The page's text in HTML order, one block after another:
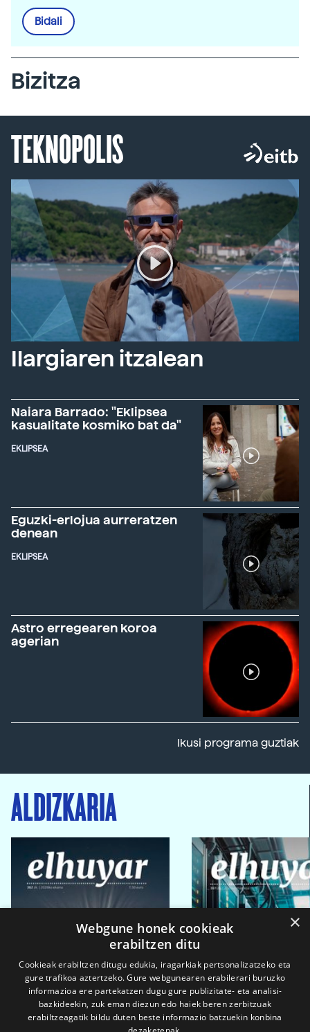
Bidali
Bizitza
TEKNOPOLIS
Ilargiaren itzalean
Naiara Barrado: "Eklipsea
kasualitate kosmiko bat da"
EKLIPSEA
Eguzki-erlojua aurreratzen
denean
EKLIPSEA
Astro erregearen koroa
agerian
Ikusi programa guztiak
ALDIZKARIA
×
Webgune honek cookieak
erabiltzen ditu
Cookieak erabiltzen ditugu edukia, iragarkiak pertsonalizatzeko eta
gure trafikoa aztertzeko. Gure webgunearen erabilerari buruzko
informazioa ere partekatzen dugu gure publizitate- eta analisi-
bazkideekin, zuk eman diezun edo haiek beren zerbitzuak
erabiltzeagatik bildu duten beste informazio batzuekin konbina